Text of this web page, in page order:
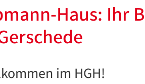
Haus: Ihr
im HGH!